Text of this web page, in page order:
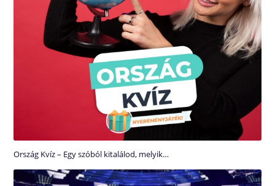
Ország Kvíz – Egy szóból kitalálod, melyik…